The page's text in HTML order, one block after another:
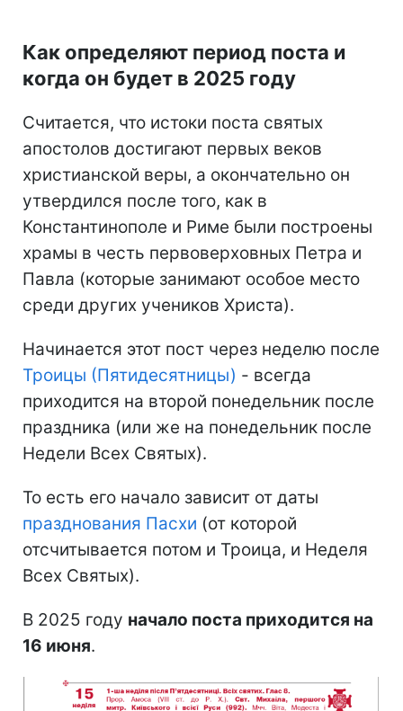
Как определяют период поста и
когда он будет в 2025 году
Считается, что истоки поста святых
апостолов достигают первых веков
христианской веры, а окончательно он
утвердился после того, как в
Константинополе и Риме были построены
храмы в честь первоверховных Петра и
Павла (которые занимают особое место
среди других учеников Христа).
Начинается этот пост через неделю после
Троицы (Пятидесятницы) - всегда
приходится на второй понедельник после
праздника (или же на понедельник после
Недели Всех Святых).
То есть его начало зависит от даты
празднования Пасхи (от которой
отсчитывается потом и Троица, и Неделя
Всех Святых).
В 2025 году начало поста приходится на
16 июня.